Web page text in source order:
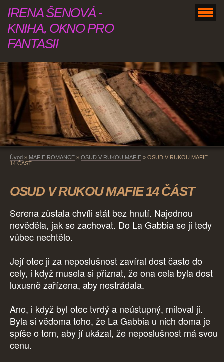
IRENA ŠENOVÁ -
KNIHA, OKNO PRO
FANTASII
Úvod » MAFIE ROMANCE » OSUD V RUKOU MAFIE » OSUD V RUKOU MAFIE
14 ČÁST
OSUD V RUKOU MAFIE 14 ČÁST
Serena zůstala chvíli stát bez hnutí. Najednou
nevěděla, jak se zachovat. Do La Gabbia se ji tedy
vůbec nechtělo.
Její otec ji za neposlušnost zavíral dost často do
cely, i když musela si přiznat, že ona cela byla dost
luxusně zařízena, aby nestrádala.
Ano, i když byl otec tvrdý a neústupný, miloval ji.
Byla si vědoma toho, že La Gabbia u nich doma je
spíše o tom, aby jí ukázal, že neposlušnost má svou
cenu.